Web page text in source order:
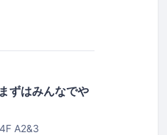
ずはみんなでや
A2&3